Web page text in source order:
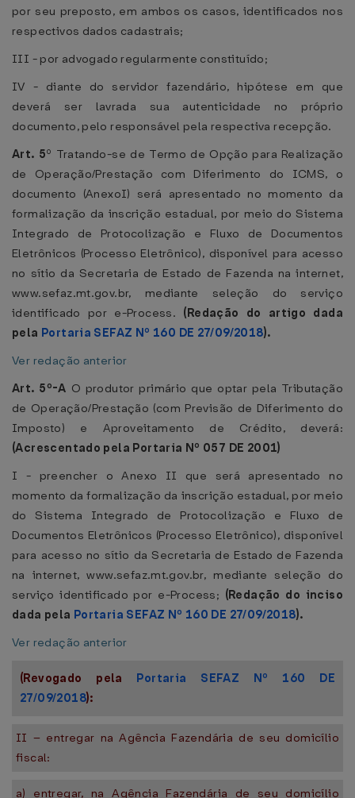
por seu preposto, em ambos os casos, identificados nos
respectivos dados cadastrais;
III - por advogado regularmente constituído;
IV - diante do servidor fazendário, hipótese em que
deverá ser lavrada sua autenticidade no próprio
documento, pelo responsável pela respectiva recepção.
Art. 5º Tratando-se de Termo de Opção para Realização
de Operação/Prestação com Diferimento do ICMS, o
documento (AnexoI) será apresentado no momento da
formalização da inscrição estadual, por meio do Sistema
Integrado de Protocolização e Fluxo de Documentos
Eletrônicos (Processo Eletrônico), disponível para acesso
no sítio da Secretaria de Estado de Fazenda na internet,
www.sefaz.mt.gov.br, mediante seleção do serviço
identificado por e-Process. (Redação do artigo dada
pela Portaria SEFAZ Nº 160 DE 27/09/2018).
Ver redação anterior
Art. 5º-A O produtor primário que optar pela Tributação
de Operação/Prestação (com Previsão de Diferimento do
Imposto) e Aproveitamento de Crédito, deverá:
(Acrescentado pela Portaria Nº 057 DE 2001)
I - preencher o Anexo II que será apresentado no
momento da formalização da inscrição estadual, por meio
do Sistema Integrado de Protocolização e Fluxo de
Documentos Eletrônicos (Processo Eletrônico), disponível
para acesso no sítio da Secretaria de Estado de Fazenda
na internet, www.sefaz.mt.gov.br, mediante seleção do
serviço identificado por e-Process; (Redação do inciso
dada pela Portaria SEFAZ Nº 160 DE 27/09/2018).
Ver redação anterior
(Revogado pela Portaria SEFAZ Nº 160 DE
27/09/2018):
II – entregar na Agência Fazendária de seu domicílio
fiscal:
a) entregar, na Agência Fazendária de seu domicílio